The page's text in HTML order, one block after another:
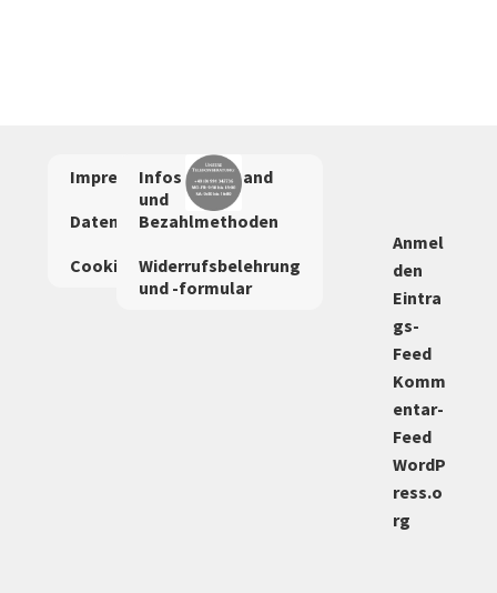
Impressum
AGBs
Datenschutzerklärung
Cookie-Richtlinie
Infos zu Versand
und
Bezahlmethoden
Widerrufsbelehrung
und -formular
Anmel
den
Eintra
gs-
Feed
Komm
entar-
Feed
WordP
ress.o
rg